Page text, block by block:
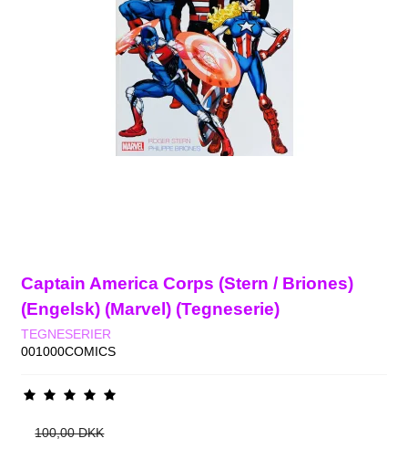
Captain America Corps (Stern / Briones)
(Engelsk) (Marvel) (Tegneserie)
TEGNESERIER
001000COMICS
100,00 DKK